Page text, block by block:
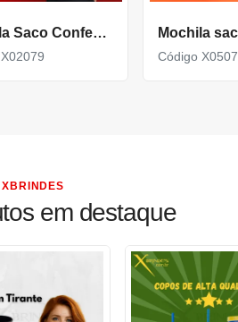
Mochila Saco Confeccionada em Poliéster impermeável X02079
Código
em destaque